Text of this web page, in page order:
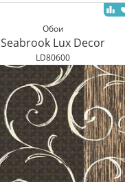
Обои
Seabrook Lux Decor
LD80600